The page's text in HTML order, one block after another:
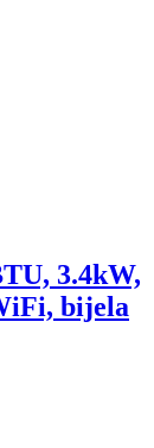
3.4kW,
bijela